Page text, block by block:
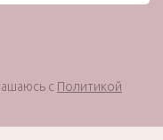
с Политикой